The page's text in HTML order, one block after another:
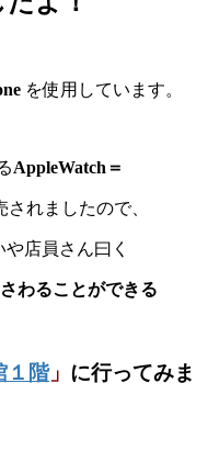
を使用しています。
AppleWatch＝
れましたので、
や店員さん曰く
わることができる
１階」 に行ってみま